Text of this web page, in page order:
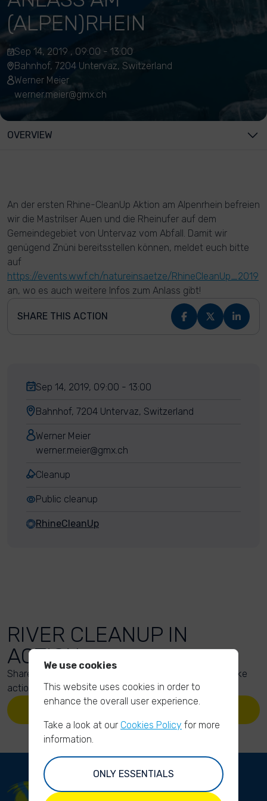
(ALPEN)RHEIN
Sep 14, 2019 , 09:00 - 13:00
Bahnhof, 7204 Untervaz, Switzerland
Werner Meier
werner.meier@gmx.ch
OVERVIEW
An der ersten Rhine-CleanUp Aktion am Alpenrhein befreien
wir die Mastrilser Auen und die Rheinufer auf dem
Gemeindegebiet von Untervaz vom Abfall. Damit wir
genügend Znüni bereitsstellen können, meldet euch bitte
auf
https://events.wwf.ch/natureinsaetze/RhineCleanUp_2019
an, wo es auch weitere Infos zum Anlass gibt!
SHARE THIS ACTION
Sep 14, 2019, 09:00 - 13:00
Bahnhof, 7204 Untervaz, Switzerland
Werner Meier
werner.meier@gmx.ch
Cleanup
Public cleanup
RhineCleanUp
RIVER CLEANUP IN
ACTION
Share your action photos here and inspire others to take
action too!
UPLOAD YOUR PHOTOS
We use cookies
This website uses cookies in order to
enhance the overall user experience.
Take a look at our Cookies Policy for more
information.
ONLY ESSENTIALS